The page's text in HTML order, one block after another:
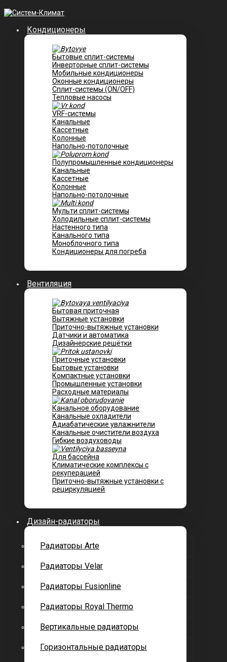
Кондиционеры
Бытовые сплит-системы
Инверторные сплит-системы
Мобильные кондиционеры
Оконные кондиционеры
Сплит-системы (ON/OFF)
Тепловые насосы
VRF-системы
Канальные
Касcетные
Колонные
Напольно-потолочные
Полупромышленные кондиционеры
Канальные
Кассетные
Колонные
Напольно-потолочные
Мульти сплит-системы
Холодильные сплит-системы
Настенного типа
Канального типа
Моноблочного типа
Кондиционеры для погреба
Вентиляция
Бытовая приточная
Вытяжные установки
Приточно-вытяжные установки
Датчики и автоматика
Дизайнерские решётки
Приточные установки
Бытовые установки
Компактные установки
Промышленные установки
Расходные материалы
Канальное оборудование
Канальные охладители
Адиабатические увлажнители
Канальные очистители воздуха
Гибкие воздуховоды
Для бассейна
Климатические комплексы с
рекуперацией
Приточно-вытяжные установки с
рециркуляцией
Дизайн-радиаторы
Радиаторы Arte
Радиаторы Velar
Радиаторы Fusionline
Радиаторы Royal Thermo
Вертикальные радиаторы
Горизонтальные радиаторы